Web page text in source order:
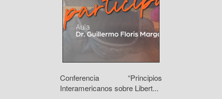
Conferencia “Principios
Interamericanos sobre Libert...